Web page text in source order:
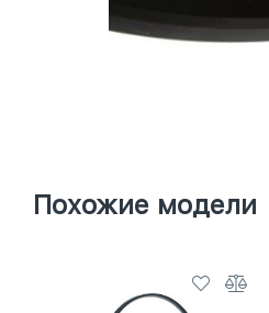
Похожие модели